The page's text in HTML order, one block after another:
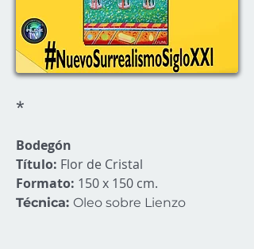
*
Bodegón
Título: Flor de Cristal
Formato: 150 x 150 cm.
Técnica: Oleo sobre Lienzo